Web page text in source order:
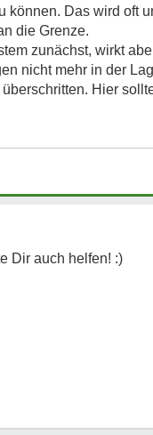
Das wird oft
die Grenze.
zunächst, wirkt
nicht mehr in der
Hier